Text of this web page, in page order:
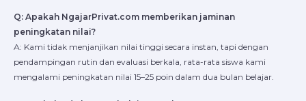
Q: Apakah NgajarPrivat.com memberikan jaminan
peningkatan nilai?
A: Kami tidak menjanjikan nilai tinggi secara instan, tapi dengan
pendampingan rutin dan evaluasi berkala, rata-rata siswa kami
mengalami peningkatan nilai 15–25 poin dalam dua bulan belajar.